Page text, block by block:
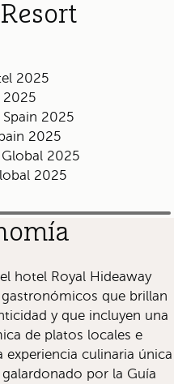
2025
2025
2025
hotel Royal Hideaway
que brillan
y que incluyen una
de platos locales e
experiencia culinaria única
por la Guía